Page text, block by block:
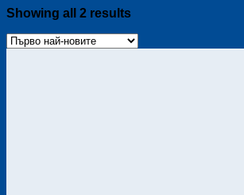
Showing all 2 resultsSorted
latest